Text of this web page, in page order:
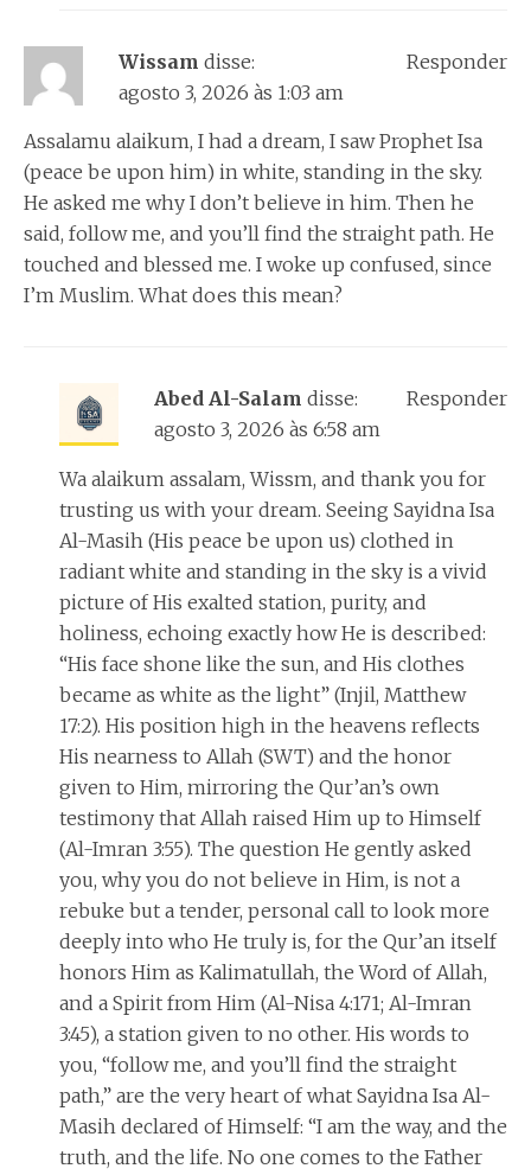
Wissam disse:
agosto 3, 2026 às 1:03 am
Assalamu alaikum, I had a dream, I saw Prophet Isa
(peace be upon him) in white, standing in the sky.
He asked me why I don’t believe in him. Then he
said, follow me, and you’ll find the straight path. He
touched and blessed me. I woke up confused, since
I’m Muslim. What does this mean?
Responder
Abed Al-Salam disse:
agosto 3, 2026 às 6:58 am
Wa alaikum assalam, Wissm, and thank you for
trusting us with your dream. Seeing Sayidna Isa
Al-Masih (His peace be upon us) clothed in
radiant white and standing in the sky is a vivid
picture of His exalted station, purity, and
holiness, echoing exactly how He is described:
“His face shone like the sun, and His clothes
became as white as the light” (Injil, Matthew
17:2). His position high in the heavens reflects
His nearness to Allah (SWT) and the honor
given to Him, mirroring the Qur’an’s own
testimony that Allah raised Him up to Himself
(Al-Imran 3:55). The question He gently asked
you, why you do not believe in Him, is not a
rebuke but a tender, personal call to look more
deeply into who He truly is, for the Qur’an itself
honors Him as Kalimatullah, the Word of Allah,
and a Spirit from Him (Al-Nisa 4:171; Al-Imran
3:45), a station given to no other. His words to
you, “follow me, and you’ll find the straight
path,” are the very heart of what Sayidna Isa Al-
Masih declared of Himself: “I am the way, and the
truth, and the life. No one comes to the Father
Responder